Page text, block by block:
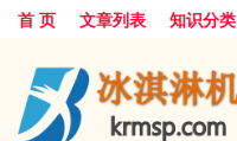
首 页 文章列表 知识分类